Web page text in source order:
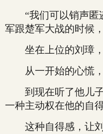
“我们可以销声匿
军跟楚军大战的时候
坐在上位的刘璋，
从一开始的心慌，
到现在听了他儿子
一种主动权在他的自得
这种自得感，让刘